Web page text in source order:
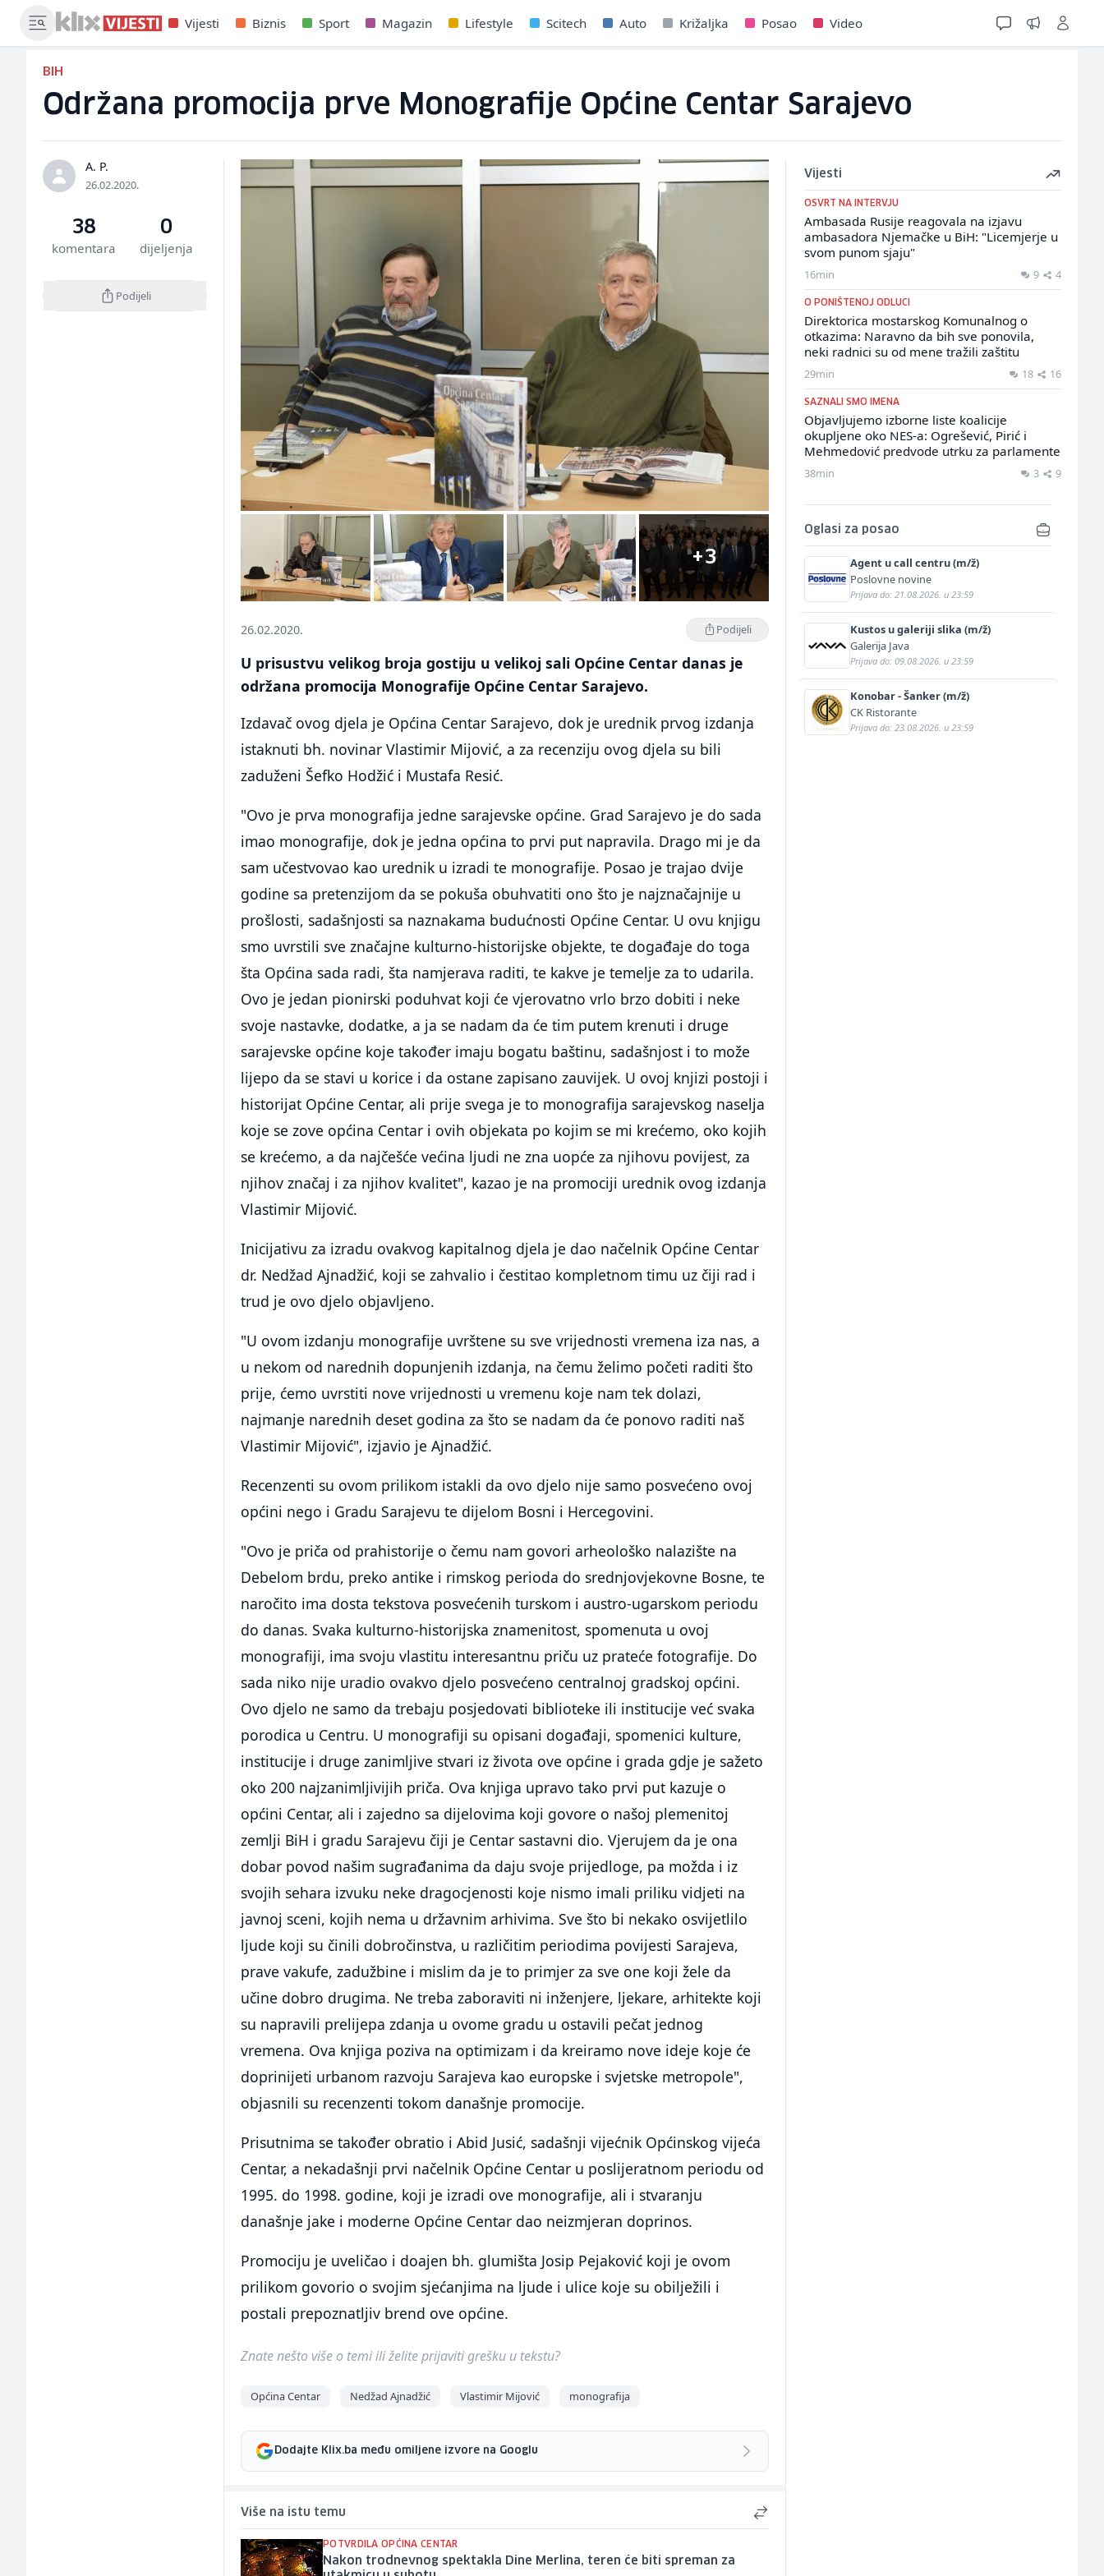
Vijesti Biznis Sport Magazin Lifestyle Scitech Auto Križaljka Posao Video
BIH
Održana promocija prve Monografije Općine Centar Sarajevo
A. P.
26.02.2020.
38
komentara
0
dijeljenja
Podijeli
+3
26.02.2020. Podijeli
U prisustvu velikog broja gostiju u velikoj sali Općine Centar danas je
održana promocija Monografije Općine Centar Sarajevo.
Izdavač ovog djela je Općina Centar Sarajevo, dok je urednik prvog izdanja
istaknuti bh. novinar Vlastimir Mijović, a za recenziju ovog djela su bili
zaduženi Šefko Hodžić i Mustafa Resić.
"Ovo je prva monografija jedne sarajevske općine. Grad Sarajevo je do sada
imao monografije, dok je jedna općina to prvi put napravila. Drago mi je da
sam učestvovao kao urednik u izradi te monografije. Posao je trajao dvije
godine sa pretenzijom da se pokuša obuhvatiti ono što je najznačajnije u
prošlosti, sadašnjosti sa naznakama budućnosti Općine Centar. U ovu knjigu
smo uvrstili sve značajne kulturno-historijske objekte, te događaje do toga
šta Općina sada radi, šta namjerava raditi, te kakve je temelje za to udarila.
Ovo je jedan pionirski poduhvat koji će vjerovatno vrlo brzo dobiti i neke
svoje nastavke, dodatke, a ja se nadam da će tim putem krenuti i druge
sarajevske općine koje također imaju bogatu baštinu, sadašnjost i to može
lijepo da se stavi u korice i da ostane zapisano zauvijek. U ovoj knjizi postoji i
historijat Općine Centar, ali prije svega je to monografija sarajevskog naselja
koje se zove općina Centar i ovih objekata po kojim se mi krećemo, oko kojih
se krećemo, a da najčešće većina ljudi ne zna uopće za njihovu povijest, za
njihov značaj i za njihov kvalitet", kazao je na promociji urednik ovog izdanja
Vlastimir Mijović.
Inicijativu za izradu ovakvog kapitalnog djela je dao načelnik Općine Centar
dr. Nedžad Ajnadžić, koji se zahvalio i čestitao kompletnom timu uz čiji rad i
trud je ovo djelo objavljeno.
"U ovom izdanju monografije uvrštene su sve vrijednosti vremena iza nas, a
u nekom od narednih dopunjenih izdanja, na čemu želimo početi raditi što
prije, ćemo uvrstiti nove vrijednosti u vremenu koje nam tek dolazi,
najmanje narednih deset godina za što se nadam da će ponovo raditi naš
Vlastimir Mijović", izjavio je Ajnadžić.
Recenzenti su ovom prilikom istakli da ovo djelo nije samo posvećeno ovoj
općini nego i Gradu Sarajevu te dijelom Bosni i Hercegovini.
"Ovo je priča od prahistorije o čemu nam govori arheološko nalazište na
Debelom brdu, preko antike i rimskog perioda do srednjovjekovne Bosne, te
naročito ima dosta tekstova posvećenih turskom i austro-ugarskom periodu
do danas. Svaka kulturno-historijska znamenitost, spomenuta u ovoj
monografiji, ima svoju vlastitu interesantnu priču uz prateće fotografije. Do
sada niko nije uradio ovakvo djelo posvećeno centralnoj gradskoj općini.
Ovo djelo ne samo da trebaju posjedovati biblioteke ili institucije već svaka
porodica u Centru. U monografiji su opisani događaji, spomenici kulture,
institucije i druge zanimljive stvari iz života ove općine i grada gdje je sažeto
oko 200 najzanimljivijih priča. Ova knjiga upravo tako prvi put kazuje o
općini Centar, ali i zajedno sa dijelovima koji govore o našoj plemenitoj
zemlji BiH i gradu Sarajevu čiji je Centar sastavni dio. Vjerujem da je ona
dobar povod našim sugrađanima da daju svoje prijedloge, pa možda i iz
svojih sehara izvuku neke dragocjenosti koje nismo imali priliku vidjeti na
javnoj sceni, kojih nema u državnim arhivima. Sve što bi nekako osvijetlilo
ljude koji su činili dobročinstva, u različitim periodima povijesti Sarajeva,
prave vakufe, zadužbine i mislim da je to primjer za sve one koji žele da
učine dobro drugima. Ne treba zaboraviti ni inženjere, ljekare, arhitekte koji
su napravili prelijepa zdanja u ovome gradu u ostavili pečat jednog
vremena. Ova knjiga poziva na optimizam i da kreiramo nove ideje koje će
doprinijeti urbanom razvoju Sarajeva kao europske i svjetske metropole",
objasnili su recenzenti tokom današnje promocije.
Prisutnima se također obratio i Abid Jusić, sadašnji vijećnik Općinskog vijeća
Centar, a nekadašnji prvi načelnik Općine Centar u poslijeratnom periodu od
1995. do 1998. godine, koji je izradi ove monografije, ali i stvaranju
današnje jake i moderne Općine Centar dao neizmjeran doprinos.
Promociju je uveličao i doajen bh. glumišta Josip Pejaković koji je ovom
prilikom govorio o svojim sjećanjima na ljude i ulice koje su obilježili i
postali prepoznatljiv brend ove općine.
Znate nešto više o temi ili želite prijaviti grešku u tekstu?
Općina Centar Nedžad Ajnadžić Vlastimir Mijović monografija
Dodajte Klix.ba među omiljene izvore na Googlu
Više na istu temu
POTVRDILA OPĆINA CENTAR
Nakon trodnevnog spektakla Dine Merlina, teren će biti spreman za
Vijesti
OSVRT NA INTERVJU
Ambasada Rusije reagovala na izjavu
ambasadora Njemačke u BiH: "Licemjerje u
svom punom sjaju"
16min 9 4
O PONIŠTENOJ ODLUCI
Direktorica mostarskog Komunalnog o
otkazima: Naravno da bih sve ponovila,
neki radnici su od mene tražili zaštitu
29min 18 16
SAZNALI SMO IMENA
Objavljujemo izborne liste koalicije
okupljene oko NES-a: Ogrešević, Pirić i
Mehmedović predvode utrku za parlamente
38min 3 9
Oglasi za posao
Agent u call centru (m/ž)
Poslovne novine
Prijava do: 21.08.2026. u 23:59
Kustos u galeriji slika (m/ž)
Galerija Java
Prijava do: 09.08.2026. u 23:59
Konobar - Šanker (m/ž)
CK Ristorante
Prijava do: 23.08.2026. u 23:59